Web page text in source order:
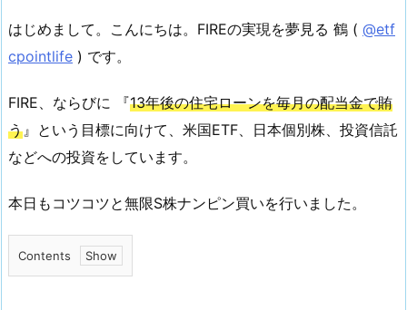
はじめまして。こんにちは。FIREの実現を夢見る 鶴 ( @etf
cpointlife ) です。
FIRE、ならびに 『13年後の住宅ローンを毎月の配当金で賄
う 』という目標に向けて、米国ETF、日本個別株、投資信託
などへの投資をしています。
本日もコツコツと無限S株ナンピン買いを行いました。
Contents
1.